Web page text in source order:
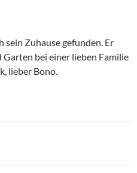
sein Zuhause gefunden. Er
bei einer lieben Familie
lieber Bono.